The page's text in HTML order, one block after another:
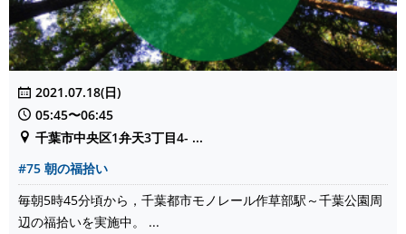
2021.07.18(日)
05:45〜06:45
千葉市中央区1弁天3丁目4- ...
#75 朝の福拾い
毎朝5時45分頃から，千葉都市モノレール作草部駅～千葉公園周
辺の福拾いを実施中。 ...